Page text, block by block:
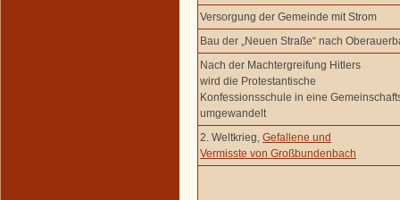
Versorgung der Gemeinde mit Strom
Bau der „Neuen Straße“ nach
Nach der Machtergreifung Hitlers
wird die Protestantische
Konfessionsschule in eine
umgewandelt
2. Weltkrieg, Gefallene und
Vermisste von Großbundenbach